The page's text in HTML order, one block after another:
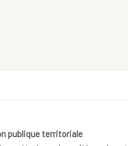
publique territoriale